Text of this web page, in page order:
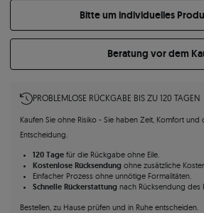
Bitte um individuelles
Beratung vor dem
PROBLEMLOSE RÜCKGABE BIS ZU 120 TAGEN
Kaufen Sie ohne Risiko - Sie haben Zeit, Komfort
Entscheidung.
120 Tagefür die Rückgabe ohne Eile.
Kostenlose Rücksendungohne zusätzliche
Einfacher Prozess ohne unnötige Formalitäten.
Schnelle Rückerstattungnach Rücksendung des
Bestellen, zu Hause prüfen und in Ruhe entscheiden.